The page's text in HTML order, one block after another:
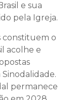
e sua
pela Igreja.
constituem o
acolhe e
permanece